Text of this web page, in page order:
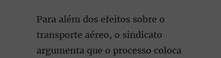
Para além dos efeitos sobre o
transporte aéreo, o sindicato
argumenta que o processo coloca